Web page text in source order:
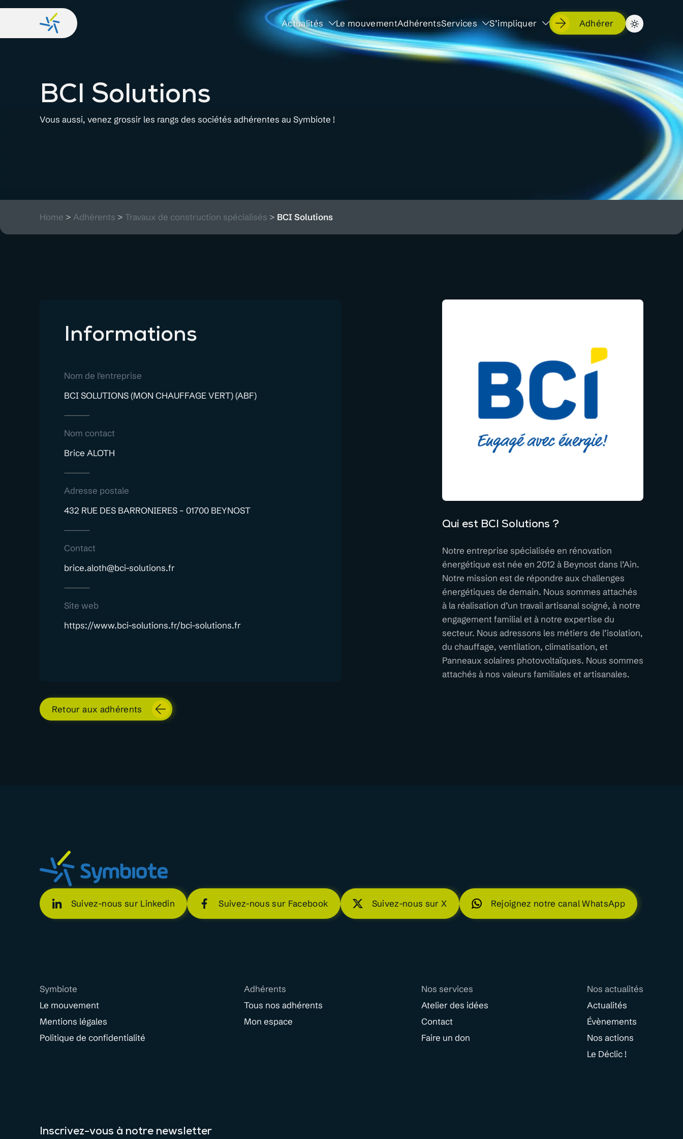
Actualités Le mouvementAdhérentsServices S’impliquer Adhérer
BCI Solutions
Vous aussi, venez grossir les rangs des sociétés adhérentes au Symbiote !
Home > Adhérents > Travaux de construction spécialisés > BCI Solutions
Informations
Nom de l'entreprise
BCI SOLUTIONS (MON CHAUFFAGE VERT) (ABF)
Nom contact
Brice ALOTH
Adresse postale
432 RUE DES BARRONIERES – 01700 BEYNOST
Contact
brice.aloth@bci-solutions.fr
Site web
https://www.bci-solutions.fr/bci-solutions.fr
Retour aux adhérents
Qui est BCI Solutions ?
Notre entreprise spécialisée en rénovation
énergétique est née en 2012 à Beynost dans l’Ain.
Notre mission est de répondre aux challenges
énergétiques de demain. Nous sommes attachés
à la réalisation d’un travail artisanal soigné, à notre
engagement familial et à notre expertise du
secteur. Nous adressons les métiers de l’isolation,
du chauffage, ventilation, climatisation, et
Panneaux solaires photovoltaïques. Nous sommes
attachés à nos valeurs familiales et artisanales.
Suivez-nous sur Linkedin Suivez-nous sur Facebook Suivez-nous sur X Rejoignez notre canal WhatsApp
Symbiote
Le mouvement
Mentions légales
Politique de confidentialité
Adhérents
Tous nos adhérents
Mon espace
Nos services
Atelier des idées
Contact
Faire un don
Nos actualités
Actualités
Évènements
Nos actions
Le Déclic !
Inscrivez-vous à notre newsletter